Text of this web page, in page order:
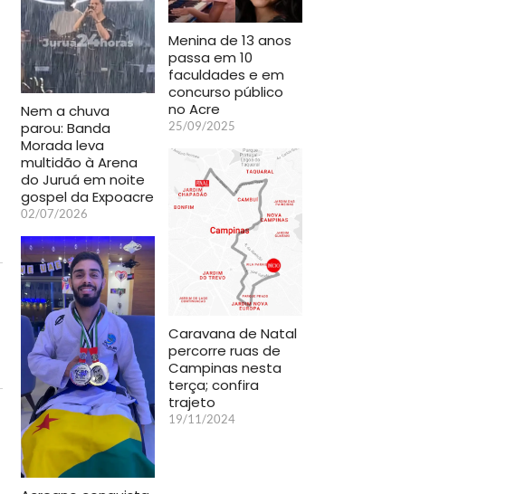
Nem a chuva
parou: Banda
Morada leva
multidão à Arena
do Juruá em noite
gospel da Expoacre
02/07/2026
Menina de 13 anos
passa em 10
faculdades e em
concurso público
no Acre
25/09/2025
Caravana de Natal
percorre ruas de
Campinas nesta
terça; confira
trajeto
19/11/2024